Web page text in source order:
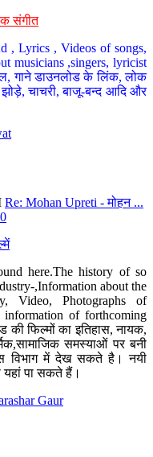
संगीत
, Lyrics , Videos of songs,
musicians ,singers, lyricist
गाने डाउनलोड के लिंक, लोक
चाचरी, बाजू-बन्द आदि और
Re: Mohan Upreti - मोहन ...
here.The history of so
,Information about the
Video, Photographs of
of forthcoming
की फिल्मों का इतिहास, नायक,
समस्याओं पर बनी
विभाग में देख सकते है। नयी
यहां पा सकते हैं।
Gaur